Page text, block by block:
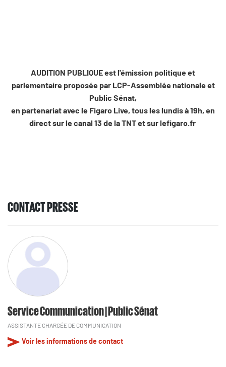
AUDITION PUBLIQUE est l'émission politique et
parlementaire proposée par LCP-Assemblée nationale et
Public Sénat,
en partenariat avec le Figaro Live, tous les lundis à 19h, en
direct sur le canal 13 de la TNT et sur lefigaro.fr
CONTACT PRESSE
Service Communication | Public Sénat
ASSISTANTE CHARGÉE DE COMMUNICATION
Voir les informations de contact